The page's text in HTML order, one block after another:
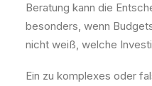
Beratung kann die
besonders, wenn
nicht weiß, welche
Ein zu komplexes oder